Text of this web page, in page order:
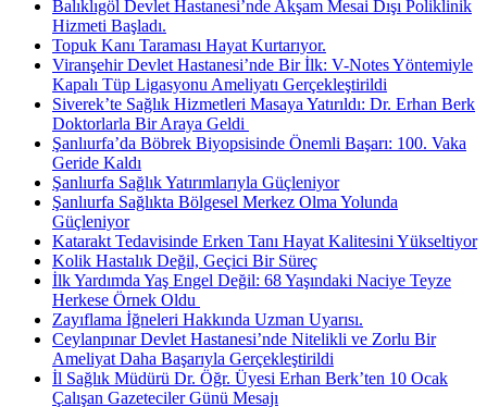
Balıklıgöl Devlet Hastanesi’nde Akşam Mesai Dışı Poliklinik
Hizmeti Başladı.
Topuk Kanı Taraması Hayat Kurtarıyor.
Viranşehir Devlet Hastanesi’nde Bir İlk: V-Notes Yöntemiyle
Kapalı Tüp Ligasyonu Ameliyatı Gerçekleştirildi
Siverek’te Sağlık Hizmetleri Masaya Yatırıldı: Dr. Erhan Berk
Doktorlarla Bir Araya Geldi ​
Şanlıurfa’da Böbrek Biyopsisinde Önemli Başarı: 100. Vaka
Geride Kaldı
Şanlıurfa Sağlık Yatırımlarıyla Güçleniyor
Şanlıurfa Sağlıkta Bölgesel Merkez Olma Yolunda
Güçleniyor
Katarakt Tedavisinde Erken Tanı Hayat Kalitesini Yükseltiyor
Kolik Hastalık Değil, Geçici Bir Süreç
İlk Yardımda Yaş Engel Değil: 68 Yaşındaki Naciye Teyze
Herkese Örnek Oldu ​
Zayıflama İğneleri Hakkında Uzman Uyarısı.
Ceylanpınar Devlet Hastanesi’nde Nitelikli ve Zorlu Bir
Ameliyat Daha Başarıyla Gerçekleştirildi
İl Sağlık Müdürü Dr. Öğr. Üyesi Erhan Berk’ten 10 Ocak
Çalışan Gazeteciler Günü Mesajı